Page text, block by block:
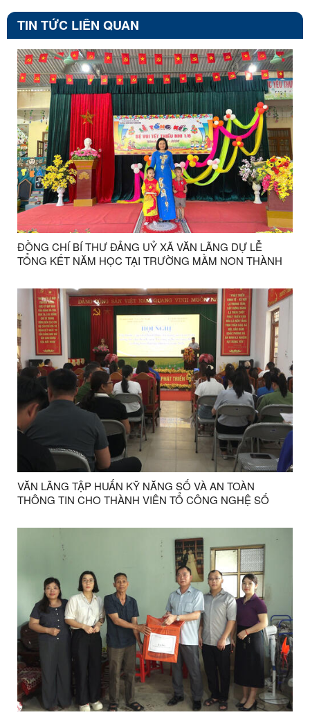
TIN TỨC LIÊN QUAN
ĐỒNG CHÍ BÍ THƯ ĐẢNG UỶ XÃ VĂN LÃNG DỰ LỄ
TỔNG KẾT NĂM HỌC TẠI TRƯỜNG MẦM NON THÀNH
VĂN LÃNG TẬP HUẤN KỸ NĂNG SỐ VÀ AN TOÀN
THÔNG TIN CHO THÀNH VIÊN TỔ CÔNG NGHỆ SỐ